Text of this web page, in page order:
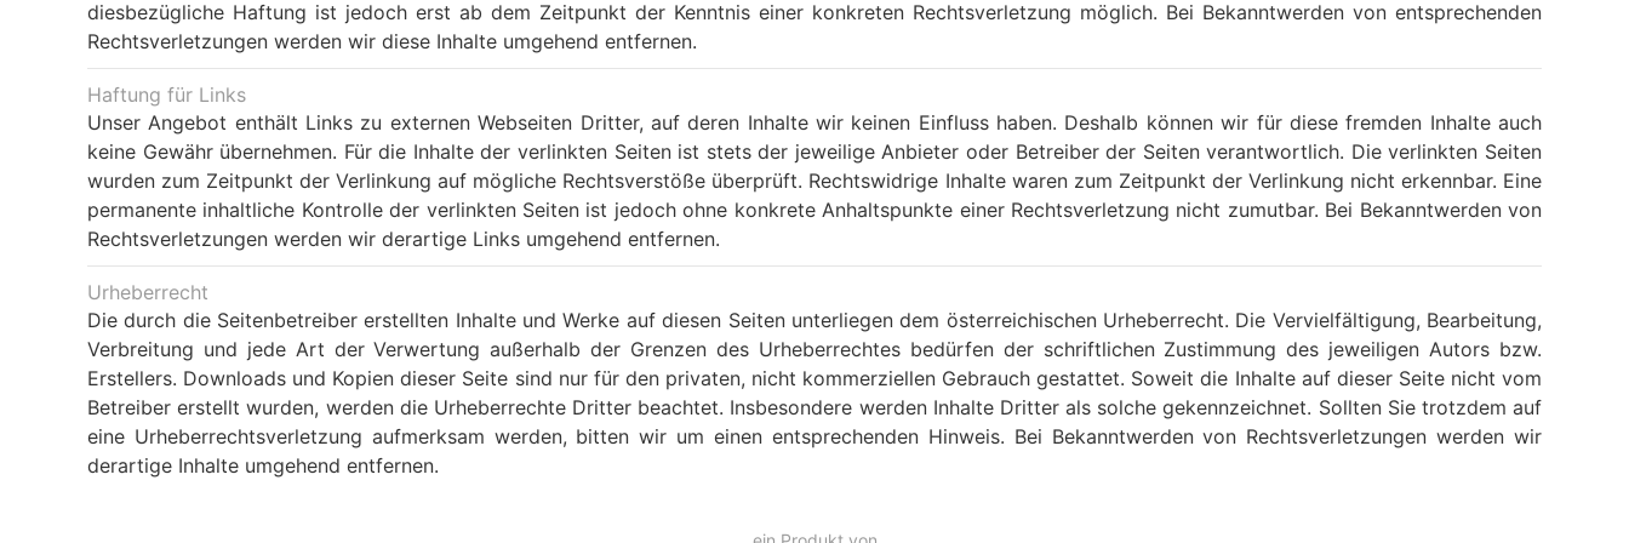
diesbezügliche Haftung ist jedoch erst ab dem Zeitpunkt der Kenntnis einer konkreten Rechtsverletzung möglich. Bei Bekanntwerden von entsprechenden
Rechtsverletzungen werden wir diese Inhalte umgehend entfernen.
Haftung für Links
Unser Angebot enthält Links zu externen Webseiten Dritter, auf deren Inhalte wir keinen Einfluss haben. Deshalb können wir für diese fremden Inhalte auch
keine Gewähr übernehmen. Für die Inhalte der verlinkten Seiten ist stets der jeweilige Anbieter oder Betreiber der Seiten verantwortlich. Die verlinkten Seiten
wurden zum Zeitpunkt der Verlinkung auf mögliche Rechtsverstöße überprüft. Rechtswidrige Inhalte waren zum Zeitpunkt der Verlinkung nicht erkennbar. Eine
permanente inhaltliche Kontrolle der verlinkten Seiten ist jedoch ohne konkrete Anhaltspunkte einer Rechtsverletzung nicht zumutbar. Bei Bekanntwerden von
Rechtsverletzungen werden wir derartige Links umgehend entfernen.
Urheberrecht
Die durch die Seitenbetreiber erstellten Inhalte und Werke auf diesen Seiten unterliegen dem österreichischen Urheberrecht. Die Vervielfältigung, Bearbeitung,
Verbreitung und jede Art der Verwertung außerhalb der Grenzen des Urheberrechtes bedürfen der schriftlichen Zustimmung des jeweiligen Autors bzw.
Erstellers. Downloads und Kopien dieser Seite sind nur für den privaten, nicht kommerziellen Gebrauch gestattet. Soweit die Inhalte auf dieser Seite nicht vom
Betreiber erstellt wurden, werden die Urheberrechte Dritter beachtet. Insbesondere werden Inhalte Dritter als solche gekennzeichnet. Sollten Sie trotzdem auf
eine Urheberrechtsverletzung aufmerksam werden, bitten wir um einen entsprechenden Hinweis. Bei Bekanntwerden von Rechtsverletzungen werden wir
derartige Inhalte umgehend entfernen.